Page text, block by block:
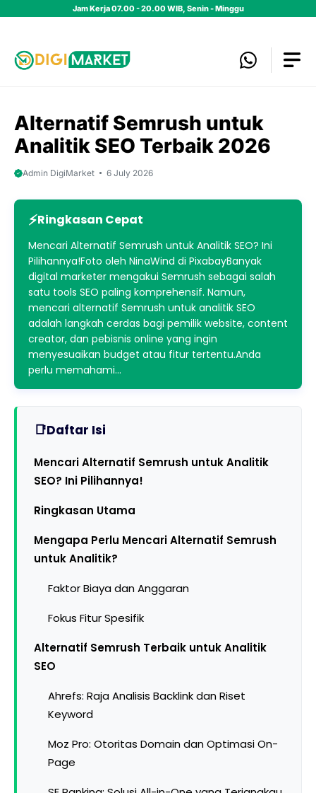
Jam Kerja 07.00 - 20.00 WIB, Senin - Minggu
Alternatif Semrush untuk
Analitik SEO Terbaik 2026
Admin DigiMarket 6 July 2026
Ringkasan Cepat
Mencari Alternatif Semrush untuk Analitik SEO? Ini
Pilihannya!Foto oleh NinaWind di PixabayBanyak
digital marketer mengakui Semrush sebagai salah
satu tools SEO paling komprehensif. Namun,
mencari alternatif Semrush untuk analitik SEO
adalah langkah cerdas bagi pemilik website, content
creator, dan pebisnis online yang ingin
menyesuaikan budget atau fitur tertentu.Anda
perlu memahami…
Daftar Isi
Mencari Alternatif Semrush untuk Analitik
SEO? Ini Pilihannya!
Ringkasan Utama
Mengapa Perlu Mencari Alternatif Semrush
untuk Analitik?
Faktor Biaya dan Anggaran
Fokus Fitur Spesifik
Alternatif Semrush Terbaik untuk Analitik
SEO
Ahrefs: Raja Analisis Backlink dan Riset
Keyword
Moz Pro: Otoritas Domain dan Optimasi On-
Page